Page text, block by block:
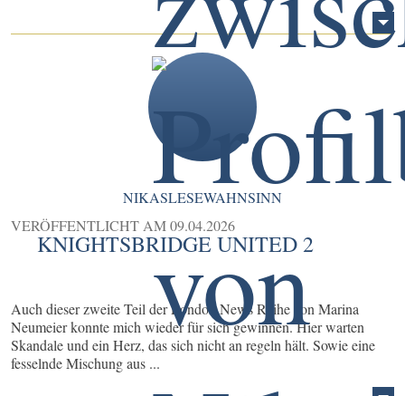
NIKASLESEWAHNSINN
VERÖFFENTLICHT AM09.04.2026
KNIGHTSBRIDGE UNITED 2
Auch dieser zweite Teil der London News Reihe von Marina
Neumeier konnte mich wieder für sich gewinnen. Hier warten
Skandale und ein Herz, das sich nicht an regeln hält. Sowie eine
fesselnde Mischung aus ...